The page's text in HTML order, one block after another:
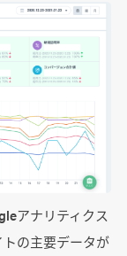
アナリティクス
の主要データが